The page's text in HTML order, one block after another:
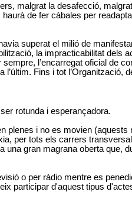
malgrat la desafecció,
de fer càbales per
superat el milió de
la impracticabilitat dels
l’encarregat oficial de
Fins i tot
rotunda i esperançadora.
i no es movien (aquests
per tots els carrers
gran magrana oberta que,
o per ràdio mentre es
participar d'aquest tipus